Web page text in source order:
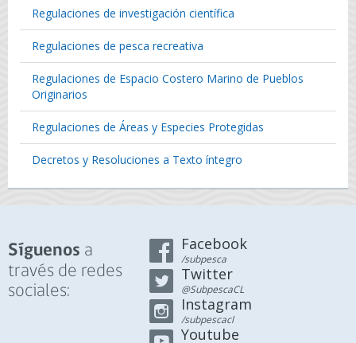
Regulaciones de investigación científica
Regulaciones de pesca recreativa
Regulaciones de Espacio Costero Marino de Pueblos
Originarios
Regulaciones de Áreas y Especies Protegidas
Decretos y Resoluciones a Texto íntegro
Síguenos a
través de redes
sociales:
Facebook
/subpesca
Twitter
@SubpescaCL
Instagram
/subpescacl
Youtube